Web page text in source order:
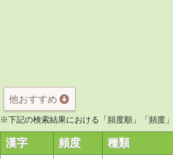
他おすすめ
※下記の検索結果における「頻度順」「頻度
漢字 頻度 種類